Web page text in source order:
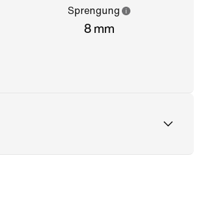
Sprengung
8 mm